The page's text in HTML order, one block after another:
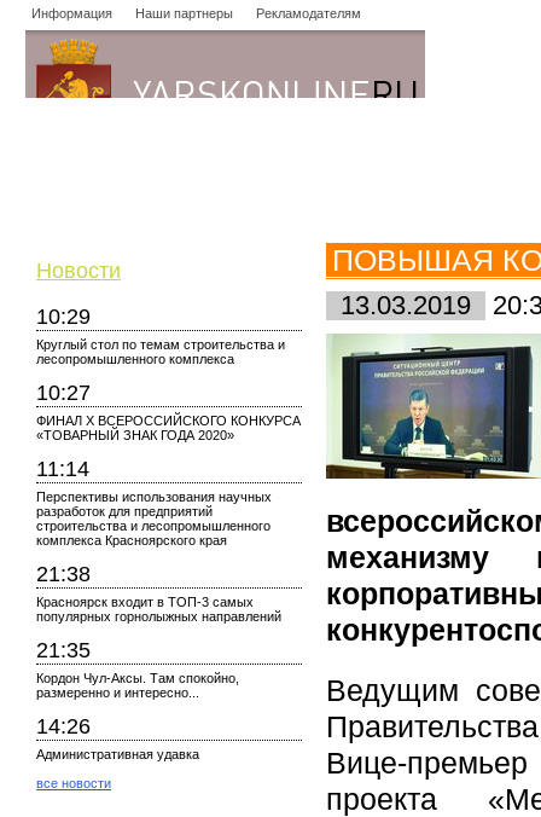
Информация Наши партнеры Рекламодателям
Новости
10:29
Круглый стол по темам строительства и
лесопромышленного комплекса
10:27
ФИНАЛ X ВСЕРОССИЙСКОГО КОНКУРСА
«ТОВАРНЫЙ ЗНАК ГОДА 2020»
11:14
Перспективы использования научных
разработок для предприятий
строительства и лесопромышленного
комплекса Красноярского края
21:38
Красноярск входит в ТОП-3 самых
популярных горнолыжных направлений
21:35
Кордон Чул-Аксы. Там спокойно,
размеренно и интересно...
14:26
Административная удавка
все новости
ПОВЫШАЯ
13.03.2019
механизму
Ведущим
Вице-
проекта